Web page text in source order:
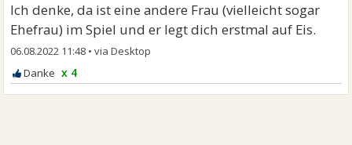
Ich denke, da ist eine andere Frau (vielleicht sogar
Ehefrau) im Spiel und er legt dich erstmal auf Eis.
06.08.2022 11:48 •
x 4